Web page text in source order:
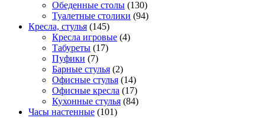
Обеденные столы (130)
Туалетные столики (94)
Кресла, стулья (145)
Кресла игровые (4)
Табуреты (17)
Пуфики (7)
Барные стулья (2)
Офисные стулья (14)
Офисные кресла (17)
Кухонные стулья (84)
Часы настенные (101)